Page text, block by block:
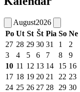
August2026
Po Ut St Št Pia So Ne
27 28 29 30 31 1
2
3
4 5 6 7 8
9
10 11 12 13 14 15 16
17 18 19 20 21 22 23
24 25 26 27 28 29 30